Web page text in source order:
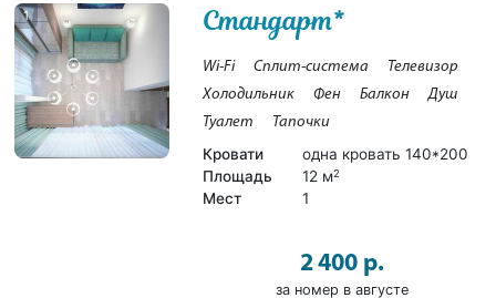
1 Стандарт*
Wi-Fi Сплит-система
Телевизор
Холодильник
Фен Балкон
Душ
Туалет
Тапочки
Кровати
одна кровать 140*200
Площадь
12 м2
Мест 1
2 400 р.
за номер в августе